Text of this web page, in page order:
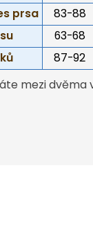
prsa
83-88
63-68
87-92
mezi dvěma